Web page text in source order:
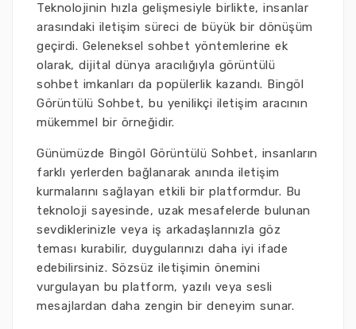
Teknolojinin hızla gelişmesiyle birlikte, insanlar
arasındaki iletişim süreci de büyük bir dönüşüm
geçirdi. Geleneksel sohbet yöntemlerine ek
olarak, dijital dünya aracılığıyla görüntülü
sohbet imkanları da popülerlik kazandı. Bingöl
Görüntülü Sohbet, bu yenilikçi iletişim aracının
mükemmel bir örneğidir.
Günümüzde Bingöl Görüntülü Sohbet, insanların
farklı yerlerden bağlanarak anında iletişim
kurmalarını sağlayan etkili bir platformdur. Bu
teknoloji sayesinde, uzak mesafelerde bulunan
sevdiklerinizle veya iş arkadaşlarınızla göz
teması kurabilir, duygularınızı daha iyi ifade
edebilirsiniz. Sözsüz iletişimin önemini
vurgulayan bu platform, yazılı veya sesli
mesajlardan daha zengin bir deneyim sunar.